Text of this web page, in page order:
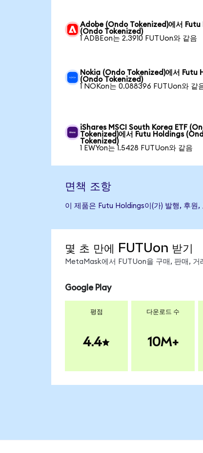
Adobe (Ondo Tokenized)에서
(Ondo Tokenized)
1 ADBEon는 2.3910 FUTUon와 같음
Nokia (Ondo Tokenized)에서 Futu
(Ondo Tokenized)
1 NOKon는 0.088396 FUTUon와 같
iShares MSCI South Korea ETF
Tokenized)에서 Futu Holdings
Tokenized)
1 EWYon는 1.5428 FUTUon와 같음
면책 조항
이 제품은 Futu Holdings이(가) 발행, 후원
몇 초 만에 FUTUon 받기
MetaMask에서 FUTUon을 구매, 판매,
Google Play
평점
4.4
다운로드 수
10M+